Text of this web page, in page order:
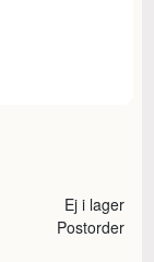
Ej i lager
Postorder